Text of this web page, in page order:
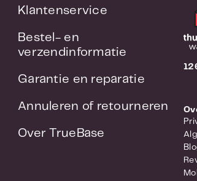
Klantenservice
Bestel- en
verzendinformatie
Garantie en reparatie
Annuleren of retourneren
Over TrueBase